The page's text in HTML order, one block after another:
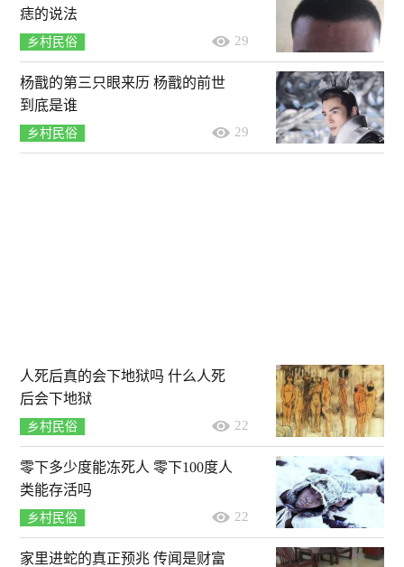
痣的说法
乡村民俗 29
杨戬的第三只眼来历 杨戬的前世
到底是谁
乡村民俗 29
人死后真的会下地狱吗 什么人死
后会下地狱
乡村民俗 22
零下多少度能冻死人 零下100度人
类能存活吗
乡村民俗 22
家里进蛇的真正预兆 传闻是财富